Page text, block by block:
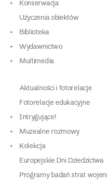
Konserwacja
Użyczenia obiektów
Biblioteka
Wydawnictwo
Multimedia
Aktualności i fotorelacje
Fotorelacje edukacyjne
Intrygujące!
Muzealne rozmowy
Kolekcja
Europejskie Dni Dziedzictwa
Programy badań strat